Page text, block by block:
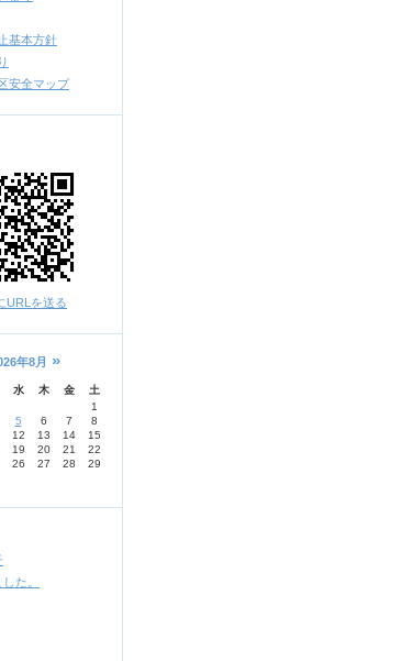
基本方針
安全マップ
URLを送る
年8月 »
水 木 金
土
1
5 6 7
8
12 13 14
15
19 20 21
22
26 27 28
29
た。